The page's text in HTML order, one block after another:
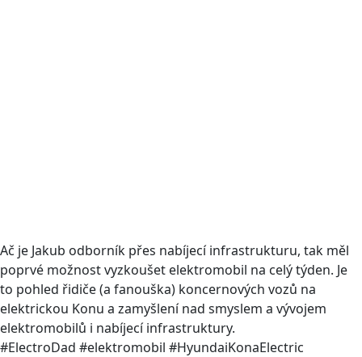
Ač je Jakub odborník přes nabíjecí infrastrukturu, tak měl
poprvé možnost vyzkoušet elektromobil na celý týden. Je
to pohled řidiče (a fanouška) koncernových vozů na
elektrickou Konu a zamyšlení nad smyslem a vývojem
elektromobilů i nabíjecí infrastruktury.
#ElectroDad #elektromobil #HyundaiKonaElectric